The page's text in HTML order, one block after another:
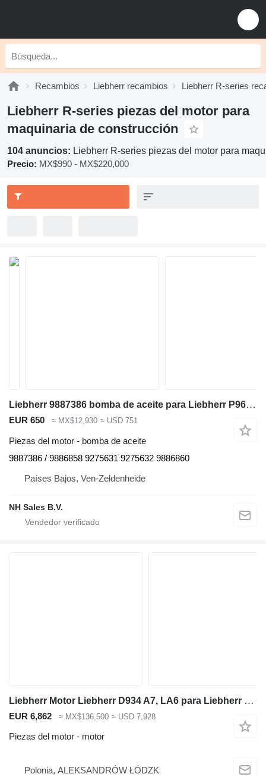
Recambios Liebherr recambios Liebherr R-series
Liebherr R-series piezas del motor para
maquinaria de construcción
104 anuncios: Liebherr R-series piezas del motor para
Precio: MX$990 - MX$220,000
Liebherr 9887386 bomba de aceite para Liebherr P964 , R974 ,R964 excavadora
EUR 650 ≈ MX$12,930 ≈ USD 751
Piezas del motor - bomba de aceite
9887386 / 9886858 9275631 9275632 9886860
Países Bajos, Ven-Zeldenheide
NH Sales B.V.
Liebherr Motor Liebherr D934 A7, LA6 para Liebherr R926,R934,A916 excavadora
EUR 6,862 ≈ MX$136,500 ≈ USD 7,928
Piezas del motor - motor
Polonia, ALEKSANDRÓW ŁÓDZK